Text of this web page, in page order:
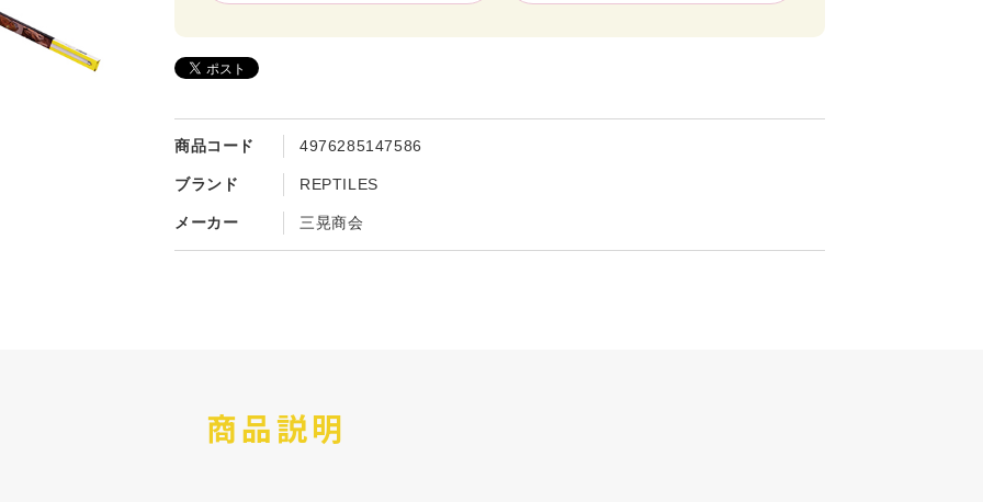
商品コード 4976285147586
ブランド REPTILES
メーカー 三晃商会
商品説明